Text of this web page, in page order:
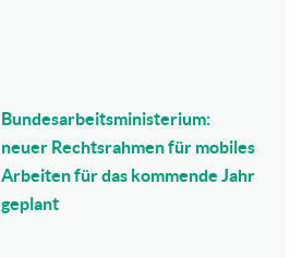
Bundesarbeitsministerium:
neuer Rechtsrahmen für mobiles
Arbeiten für das kommende Jahr
geplant